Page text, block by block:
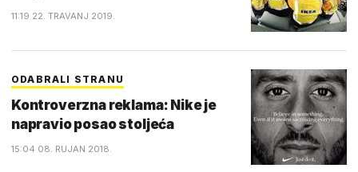
11:19 22. TRAVANJ 2019.
ODABRALI STRANU
Kontroverzna reklama: Nike je
napravio posao stoljeća
15:04 08. RUJAN 2018.